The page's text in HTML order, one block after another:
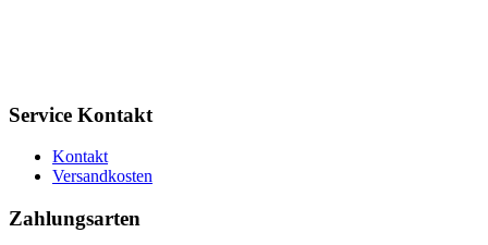
Service Kontakt
Kontakt
Versandkosten
Zahlungsarten